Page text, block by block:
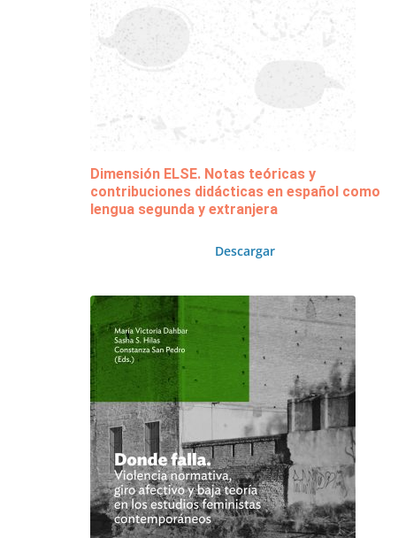
Dimensión ELSE. Notas teóricas y
contribuciones didácticas en español como
lengua segunda y extranjera
Descargar